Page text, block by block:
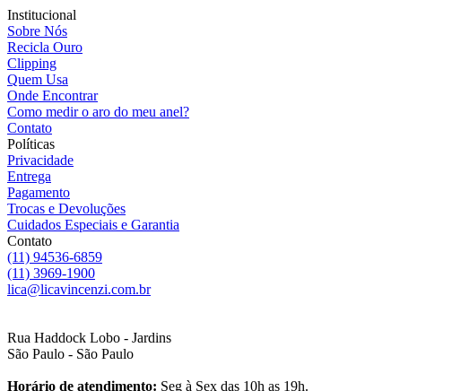
Institucional
Sobre Nós
Recicla Ouro
Clipping
Quem Usa
Onde Encontrar
Como medir o aro do meu anel?
Contato
Políticas
Privacidade
Entrega
Pagamento
Trocas e Devoluções
Cuidados Especiais e Garantia
Contato
(11) 94536-6859
(11) 3969-1900
lica@licavincenzi.com.br
Rua Haddock Lobo - Jardins
São Paulo - São Paulo
Horário de atendimento: Seg à Sex das 10h as 19h.